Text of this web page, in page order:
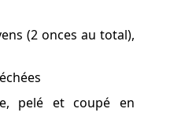
(2 onces au total),
pelé et coupé en